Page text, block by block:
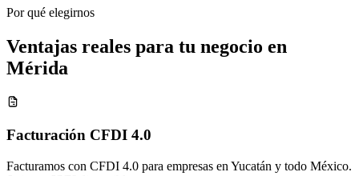
Por qué elegirnos
Ventajas reales para tu negocio en
Mérida
Facturación CFDI 4.0
Facturamos con CFDI 4.0 para empresas en Yucatán y todo México.